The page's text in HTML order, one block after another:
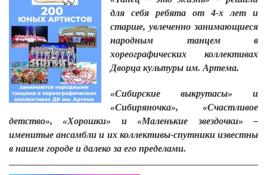
для себя ребята от 4-х лет и
старше, увлеченно занимающиеся
народным танцем в
хореографических коллективах
Дворца культуры им. Артема.
«Сибирские выкрутасы» и
«Сибиряночка», «Счастливое
детство», «Хорошки» и «Маленькие звездочки» –
именитые ансамбли и их коллективы-спутники известны
в нашем городе и далеко за его пределами.